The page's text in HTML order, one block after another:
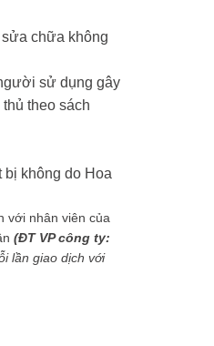
sửa chữa không
sử dụng gây
theo sách
bị không do Hoa
với nhân viên của
(ĐT VP công ty:
lần giao dịch với